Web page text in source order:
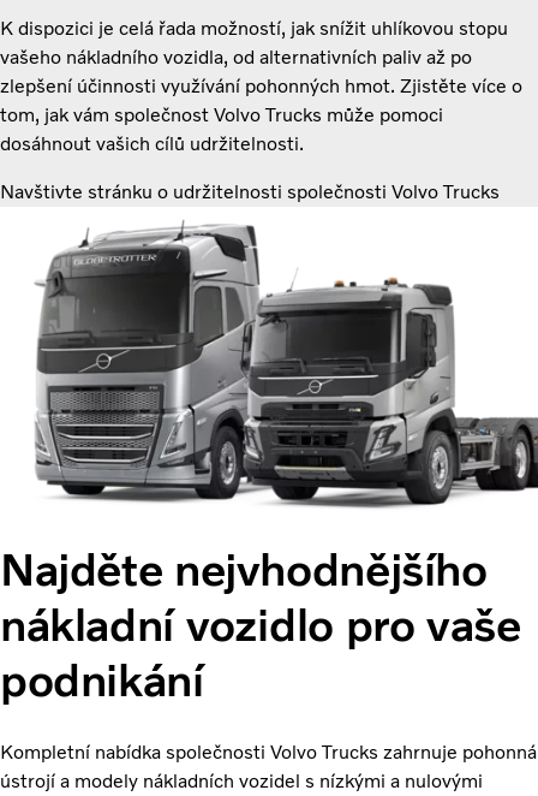
K dispozici je celá řada možností, jak snížit uhlíkovou stopu
vašeho nákladního vozidla, od alternativních paliv až po
zlepšení účinnosti využívání pohonných hmot. Zjistěte více o
tom, jak vám společnost Volvo Trucks může pomoci
dosáhnout vašich cílů udržitelnosti.
Navštivte stránku o udržitelnosti společnosti Volvo Trucks
Najděte nejvhodnějšího
nákladní vozidlo pro vaše
podnikání
Kompletní nabídka společnosti Volvo Trucks zahrnuje pohonná
ústrojí a modely nákladních vozidel s nízkými a nulovými